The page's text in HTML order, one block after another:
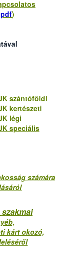
pdf)
szántóföldi
kertészeti
légi
speciális
számára
kárt okozó,